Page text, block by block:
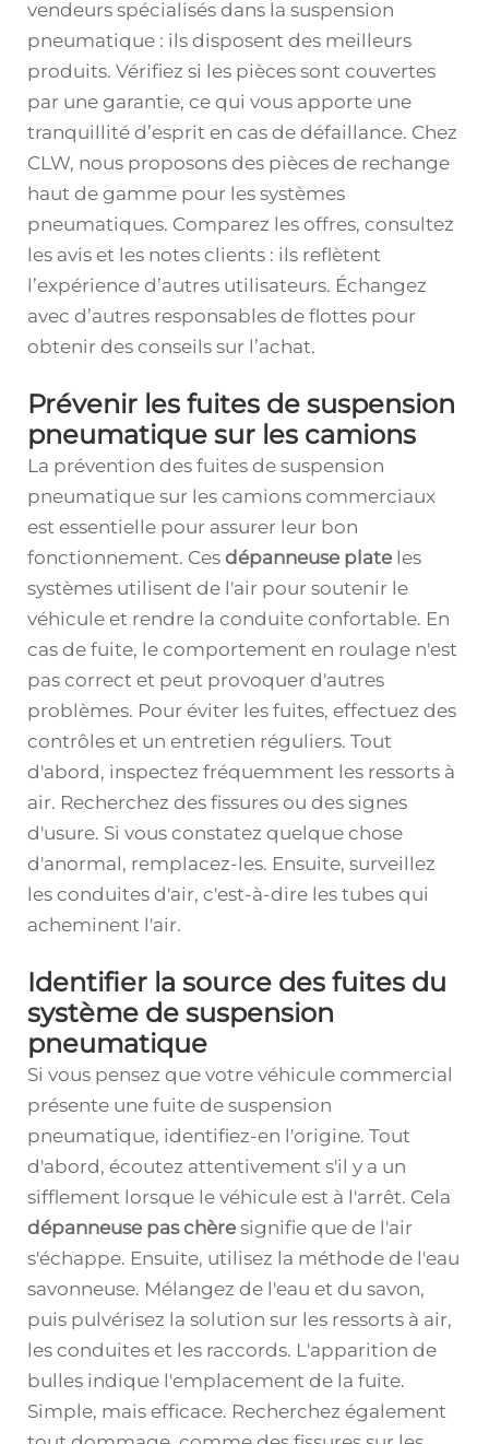
vendeurs spécialisés dans la suspension
pneumatique : ils disposent des meilleurs
produits. Vérifiez si les pièces sont couvertes
par une garantie, ce qui vous apporte une
tranquillité d’esprit en cas de défaillance. Chez
CLW, nous proposons des pièces de rechange
haut de gamme pour les systèmes
pneumatiques. Comparez les offres, consultez
les avis et les notes clients : ils reflètent
l’expérience d’autres utilisateurs. Échangez
avec d’autres responsables de flottes pour
obtenir des conseils sur l’achat.
Prévenir les fuites de suspension
pneumatique sur les camions
La prévention des fuites de suspension
pneumatique sur les camions commerciaux
est essentielle pour assurer leur bon
fonctionnement. Ces dépanneuse plate les
systèmes utilisent de l'air pour soutenir le
véhicule et rendre la conduite confortable. En
cas de fuite, le comportement en roulage n'est
pas correct et peut provoquer d'autres
problèmes. Pour éviter les fuites, effectuez des
contrôles et un entretien réguliers. Tout
d'abord, inspectez fréquemment les ressorts à
air. Recherchez des fissures ou des signes
d'usure. Si vous constatez quelque chose
d'anormal, remplacez-les. Ensuite, surveillez
les conduites d'air, c'est-à-dire les tubes qui
acheminent l'air.
Identifier la source des fuites du
système de suspension
pneumatique
Si vous pensez que votre véhicule commercial
présente une fuite de suspension
pneumatique, identifiez-en l'origine. Tout
d'abord, écoutez attentivement s'il y a un
sifflement lorsque le véhicule est à l'arrêt. Cela
dépanneuse pas chère signifie que de l'air
s'échappe. Ensuite, utilisez la méthode de l'eau
savonneuse. Mélangez de l'eau et du savon,
puis pulvérisez la solution sur les ressorts à air,
les conduites et les raccords. L'apparition de
bulles indique l'emplacement de la fuite.
Simple, mais efficace. Recherchez également